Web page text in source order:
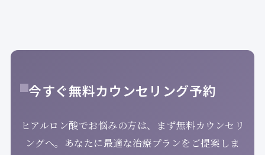
今すぐ無料カウンセリング予約
ヒアルロン酸でお悩みの方は、まず無料カウンセリ
ングへ。あなたに最適な治療プランをご提案しま